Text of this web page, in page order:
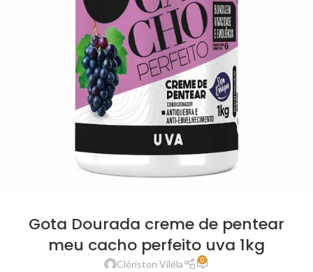
Gota Dourada creme de pentear
meu cacho perfeito uva 1kg
Clériston Viléla 0